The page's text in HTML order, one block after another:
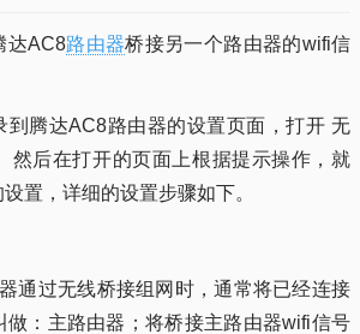
达AC8路由器桥接另一个路由器的wifi信
到腾达AC8路由器的设置页面，打开 无
然后在打开的页面上根据提示操作，就
置，详细的设置步骤如下。
器通过无线桥接组网时，通常将已经连接
做：主路由器；将桥接主路由器wifi信号